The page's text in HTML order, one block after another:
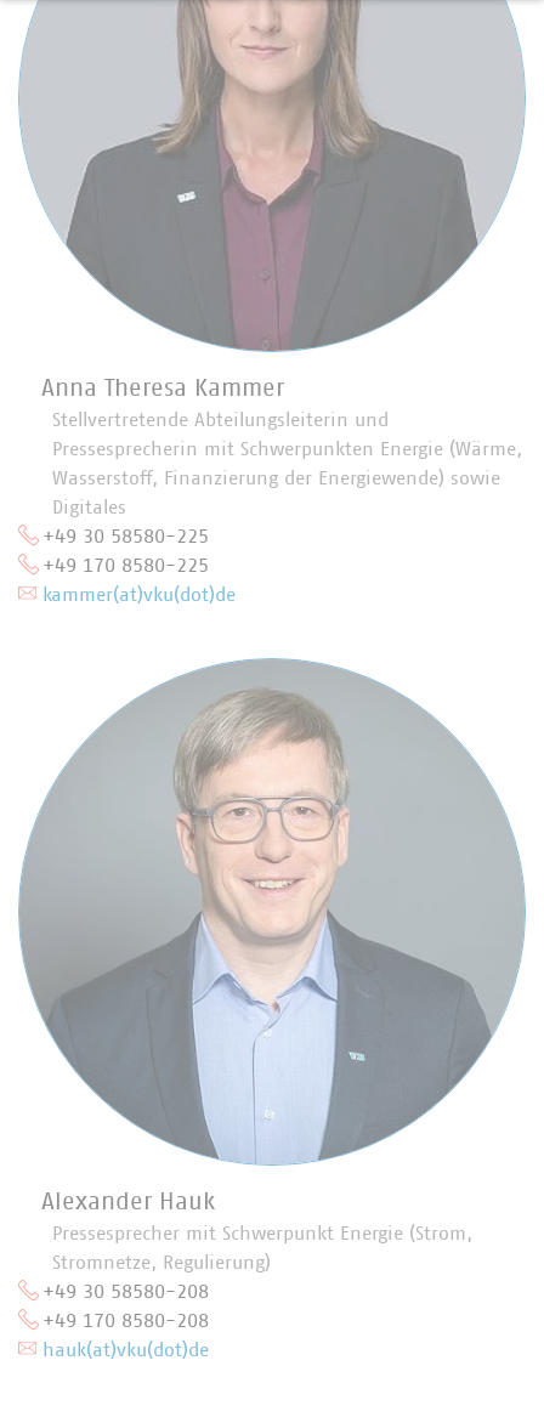
Anna Theresa Kammer
Stellvertretende Abteilungsleiterin und
Pressesprecherin mit Schwerpunkten Energie (Wärme,
Wasserstoff, Finanzierung der Energiewende) sowie
Digitales
+49 30 58580-225
+49 170 8580-225
kammer(at)vku(dot)de
Alexander Hauk
Pressesprecher mit Schwerpunkt Energie (Strom,
Stromnetze, Regulierung)
+49 30 58580-208
+49 170 8580-208
hauk(at)vku(dot)de